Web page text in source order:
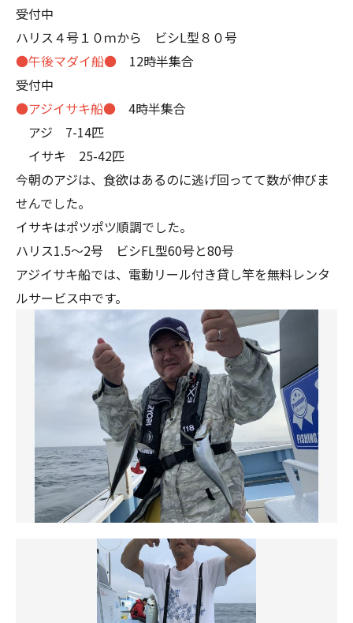
受付中
ハリス４号１０ｍから ビシL型８０号
●午後マダイ船● 12時半集合
受付中
●アジイサキ船● 4時半集合
アジ 7-14匹
イサキ 25-42匹
今朝のアジは、食欲はあるのに逃げ回ってて数が伸びま
せんでした。
イサキはポツポツ順調でした。
ハリス1.5～2号 ビシFL型60号と80号
アジイサキ船では、電動リール付き貸し竿を無料レンタ
ルサービス中です。